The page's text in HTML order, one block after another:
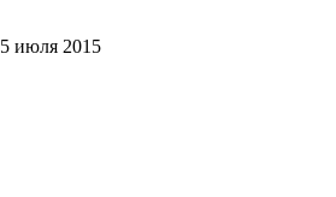
5 июля 2015